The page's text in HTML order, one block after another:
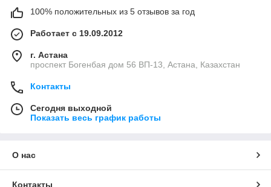
100% положительных из 5 отзывов за год
Работает с 19.09.2012
г. Астана
проспект Богенбая дом 56 ВП-13, Астана, Казахстан
Контакты
Сегодня выходной
Показать весь график работы
О нас
Контакты